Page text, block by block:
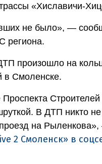
«Хиславичи-
не было», —
региона.
произошло на
в Смоленске.
В ДТП никто не
на
2 Смоленск» в